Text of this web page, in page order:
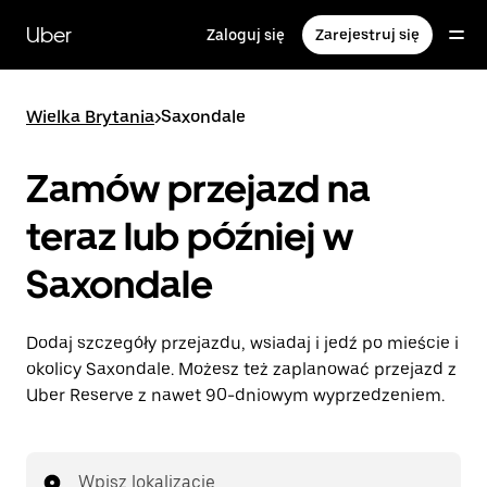
głównej
zawartości
Uber Zaloguj się Zarejestruj się
Wielka Brytania>Saxondale
Zamów przejazd na
teraz lub później w
Saxondale
Dodaj szczegóły przejazdu, wsiadaj i jedź po mieście i
okolicy Saxondale. Możesz też zaplanować przejazd z
Uber Reserve z nawet 90-dniowym wyprzedzeniem.
Wpisz lokalizację